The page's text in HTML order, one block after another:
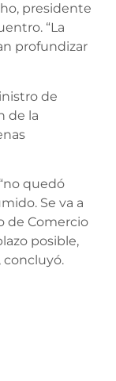
presidente
“La
profundizar
de
de la
quedó
Se va a
de Comercio
posible,
concluyó.